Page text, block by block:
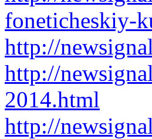
foneticheskiy-
http://
http://
2014.html
http://